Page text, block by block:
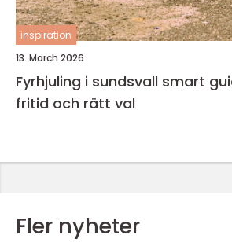
inspiration
13. March 2026
Fyrhjuling i sundsvall smart guide för arbete,
fritid och rätt val
Fler nyheter